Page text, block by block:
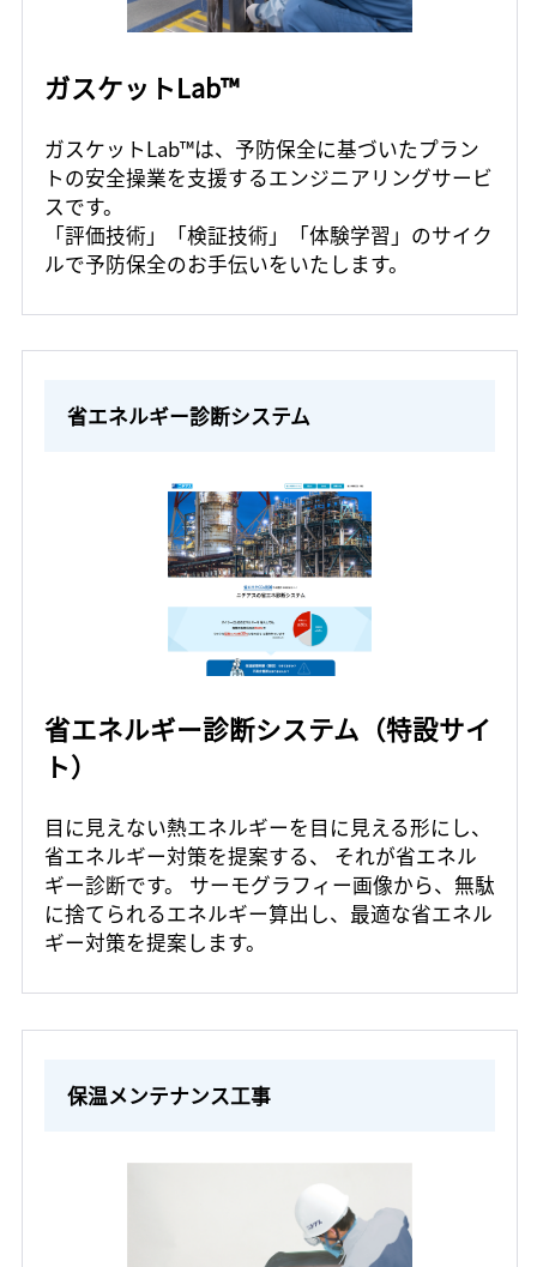
ガスケットLab™
ガスケットLab™は、予防保全に基づいたプラン
トの安全操業を支援するエンジニアリングサービ
スです。
「評価技術」「検証技術」「体験学習」のサイク
ルで予防保全のお手伝いをいたします。
省エネルギー診断システム
省エネルギー診断システム（特設サイ
ト）
目に見えない熱エネルギーを目に見える形にし、
省エネルギー対策を提案する、 それが省エネル
ギー診断です。 サーモグラフィー画像から、無駄
に捨てられるエネルギー算出し、最適な省エネル
ギー対策を提案します。
保温メンテナンス工事